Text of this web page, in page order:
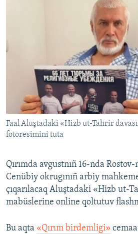
Русский
Українською
QOŞULIÑIZ!
Faal Aluştadaki «Hizb ut-Tahrir
fotoresimini tuta
Qırımda avgustnıñ 16-nda
Cenübiy okrugınıñ arbiy
çıqarılacaq Aluştadaki «Hizb ut-
mabüslerine online qoltutuv
Bu aqta «Qırım birdemligi»